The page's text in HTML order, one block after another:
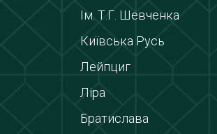
Ім. Т.Г. Шевченка
Київська Русь
Лейпциг
Ліра
Братислава